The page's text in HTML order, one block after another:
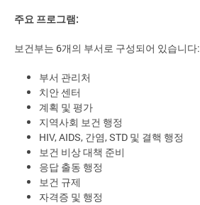
주요 프로그램:
보건부는 6개의 부서로 구성되어 있습니다:
부서 관리처
치안 센터
계획 및 평가
지역사회 보건 행정
HIV, AIDS, 간염, STD 및 결핵 행정
보건 비상 대책 준비
응답 출동 행정
보건 규제
자격증 및 행정